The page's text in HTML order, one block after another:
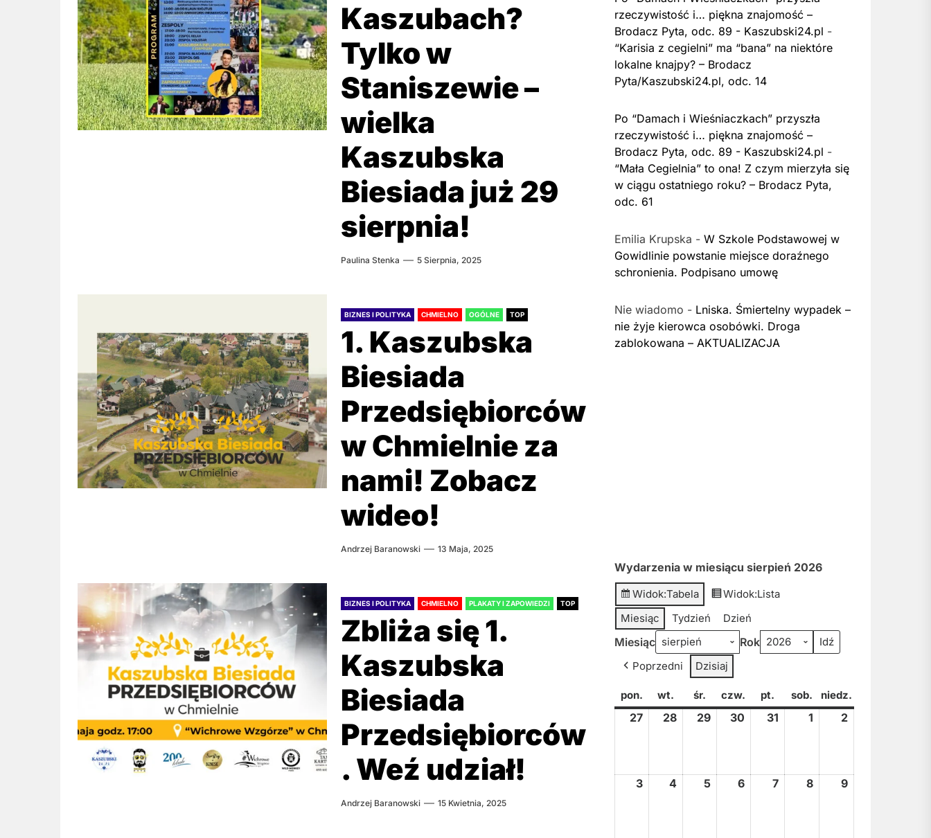
Kaszubach?
Tylko w
Staniszewie –
wielka
Kaszubska
Biesiada już 29
sierpnia!
Paulina Stenka 5 Sierpnia, 2025
BIZNES I POLITYKA CHMIELNO OGÓLNE TOP
1. Kaszubska
Biesiada
Przedsiębiorców
w Chmielnie za
nami! Zobacz
wideo!
Andrzej Baranowski 13 Maja, 2025
BIZNES I POLITYKA CHMIELNO PLAKATY I ZAPOWIEDZI TOP
Zbliża się 1.
Kaszubska
Biesiada
Przedsiębiorców
. Weź udział!
Andrzej Baranowski 15 Kwietnia, 2025
rzeczywistość i… piękna znajomość –
Brodacz Pyta, odc. 89 - Kaszubski24.pl -
“Karisia z cegielni” ma “bana” na niektóre
lokalne knajpy? – Brodacz
Pyta/Kaszubski24.pl, odc. 14
Po “Damach i Wieśniaczkach” przyszła
rzeczywistość i… piękna znajomość –
Brodacz Pyta, odc. 89 - Kaszubski24.pl -
“Mała Cegielnia” to ona! Z czym mierzyła się
w ciągu ostatniego roku? – Brodacz Pyta,
odc. 61
Emilia Krupska - W Szkole Podstawowej w
Gowidlinie powstanie miejsce doraźnego
schronienia. Podpisano umowę
Nie wiadomo - Lniska. Śmiertelny wypadek –
nie żyje kierowca osobówki. Droga
zablokowana – AKTUALIZACJA
Wydarzenia w miesiącu sierpień 2026
Widok:Tabela Widok:Lista
Miesiąc
Tydzień Dzień
Miesiąc Rok
Poprzedni Dzisiaj
pon. poniedziałek
wt. wtorek
śr. środa
czw. czwartek
pt. piątek
sob. sobota
niedz.
27 28 29 30 31 1 2
3 4 5 6 7 8 9